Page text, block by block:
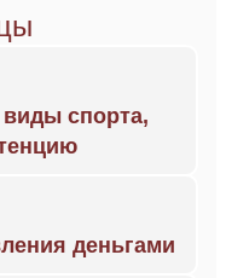
спорта,
деньгами